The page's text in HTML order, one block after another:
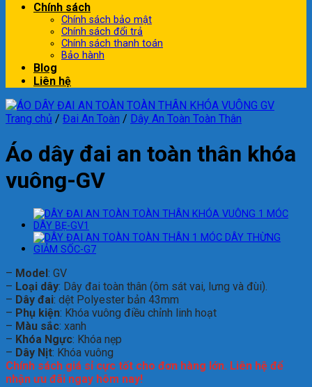
Chính sách
Chính sách bảo mật
Chính sách đổi trả
Chính sách thanh toán
Bảo hành
Blog
Liên hệ
Trang chủ / Đai An Toàn / Dây An Toàn Toàn Thân
Áo dây đai an toàn thân khóa
vuông-GV
– Model: GV
– Loại dây: Dây đai toàn thân (ôm sát vai, lưng và đùi).
– Dây đai: dệt Polyester bản 43mm
– Phụ kiện: Khóa vuông điều chỉnh linh hoạt
– Màu sắc: xanh
– Khóa Ngực: Khóa nẹp
– Dây Nịt: Khóa vuông
Chính sách giá sỉ cực tốt cho đơn hàng lớn. Liên hệ để
nhận ưu đãi ngay hôm nay!